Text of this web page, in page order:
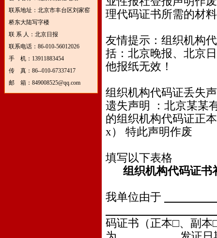
联系地址：北京市丰台区刘家窑
桥东大陆写字楼
联 系 人：北京日报
联系电话：86-010-56012026
手 机：13911883454
传 真：86--010-67337417
邮 箱：849008525@qq.com
理代码证书所需的材
友情提示：组织机构
括：北京晚报、北京
他报纸无效！
组织机构代码证丢失
遗失声明 ：北京某某
的组织机构代码证正
x） 特此声明作废
填写以下表格
组织机构代码证书
我单位由于
码证书（正本□、副